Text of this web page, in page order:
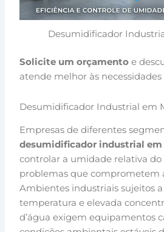
Desumidificador
Solicite um orçamento e
atende melhor às
Desumidificador Industrial em
Empresas de diferentes
desumidificador industrial em
controlar a umidade relativa
problemas que comprometem
Ambientes industriais sujeitos
temperatura e elevada
d’água exigem equipamentos